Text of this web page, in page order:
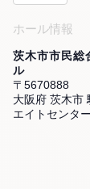
ホール情報
茨木市市民総
ル
〒5670888
大阪府 茨木市
エイトセンター